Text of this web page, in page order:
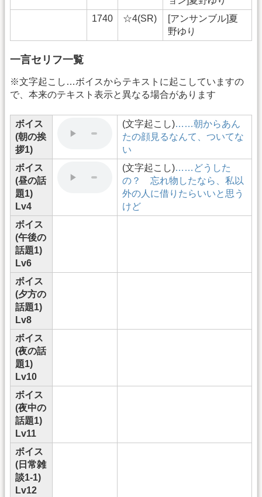
1740
☆4(SR)
[アンサンブル]夏
野ゆり
一言セリフ一覧
※文字起こし…ボイスからテキストに起こしていますの
で、本来のテキスト表示と異なる場合があります
ボイス
(朝の挨
拶1)
(文字起こし)……朝からあん
たの顔見るなんて、ついてな
い
ボイス
(昼の話
題1)
Lv4
(文字起こし)……どうした
の？ 忘れ物したなら、私以
外の人に借りたらいいと思う
けど
ボイス
(午後の
話題1)
Lv6
ボイス
(夕方の
話題1)
Lv8
ボイス
(夜の話
題1)
Lv10
ボイス
(夜中の
話題1)
Lv11
ボイス
(日常雑
談1-1)
Lv12